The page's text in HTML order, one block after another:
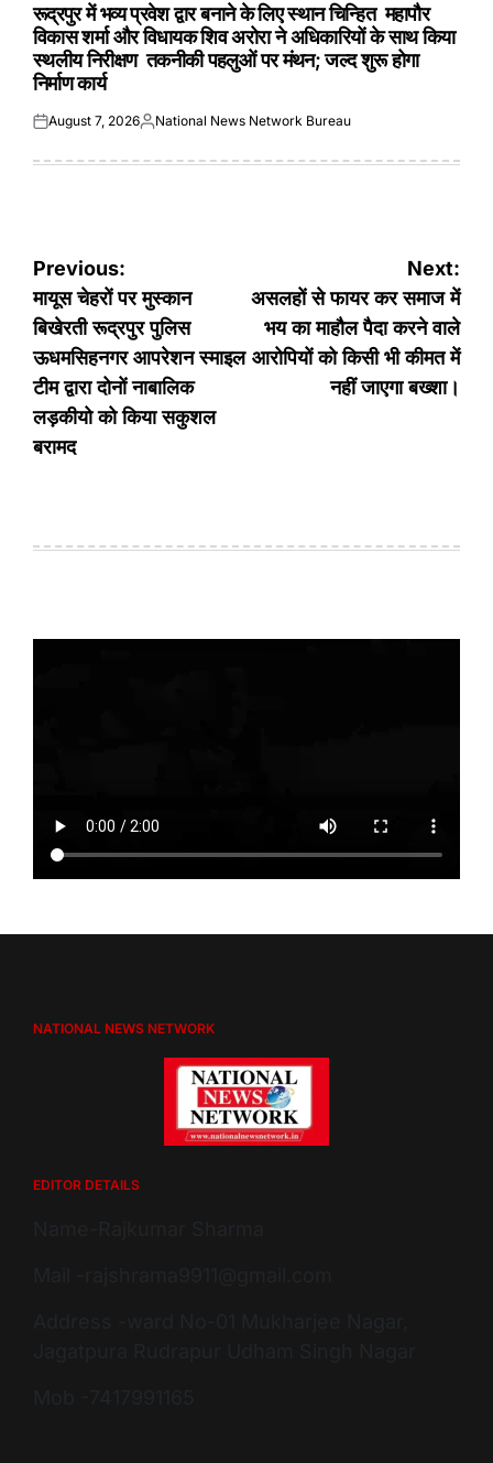
रूद्रपुर में भव्य प्रवेश द्वार बनाने के लिए स्थान चिन्हित महापौर
विकास शर्मा और विधायक शिव अरोरा ने अधिकारियों के साथ किया
स्थलीय निरीक्षण तकनीकी पहलुओं पर मंथन; जल्द शुरू होगा
निर्माण कार्य
Posted
August 7, 2026Posted
National News Network Bureau
Post
navigation
Previous:
मायूस चेहरों पर मुस्कान
बिखेरती रूद्रपुर पुलिस
ऊधमसिहनगर आपरेशन स्माइल
टीम द्वारा दोनों नाबालिक
लड़कीयो को किया सकुशल
बरामद
Next:
असलहों से फायर कर समाज में
भय का माहौल पैदा करने वाले
आरोपियों को किसी भी कीमत में
नहीं जाएगा बख्शा।
NATIONAL NEWS NETWORK
EDITOR DETAILS